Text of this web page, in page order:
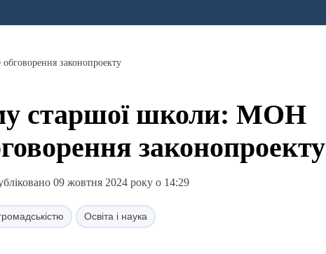
законопроекту
старшої школи: МОН
законопроекту
09 жовтня 2024 року о 14:29
Освіта і наука